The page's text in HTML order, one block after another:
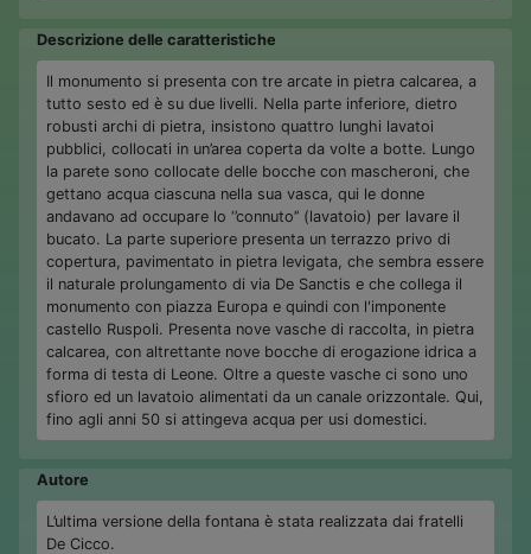
Descrizione delle caratteristiche
Il monumento si presenta con tre arcate in pietra calcarea, a
tutto sesto ed è su due livelli. Nella parte inferiore, dietro
robusti archi di pietra, insistono quattro lunghi lavatoi
pubblici, collocati in un’area coperta da volte a botte. Lungo
la parete sono collocate delle bocche con mascheroni, che
gettano acqua ciascuna nella sua vasca, qui le donne
andavano ad occupare lo ‘’connuto’’ (lavatoio) per lavare il
bucato. La parte superiore presenta un terrazzo privo di
copertura, pavimentato in pietra levigata, che sembra essere
il naturale prolungamento di via De Sanctis e che collega il
monumento con piazza Europa e quindi con l'imponente
castello Ruspoli. Presenta nove vasche di raccolta, in pietra
calcarea, con altrettante nove bocche di erogazione idrica a
forma di testa di Leone. Oltre a queste vasche ci sono uno
sfioro ed un lavatoio alimentati da un canale orizzontale. Qui,
fino agli anni 50 si attingeva acqua per usi domestici.
Autore
L’ultima versione della fontana è stata realizzata dai fratelli
De Cicco.